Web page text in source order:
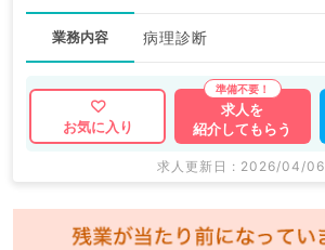
業務内容 病理診断
お気に入り
求人を
紹介してもらう
求人更新日 : 2026/04/06